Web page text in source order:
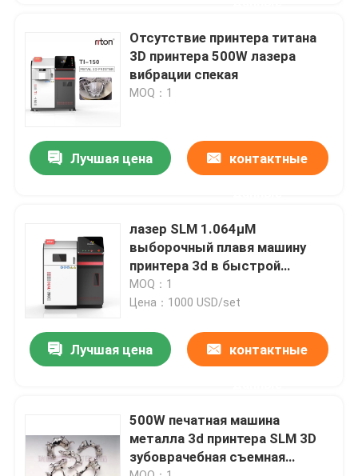
Продукция
О Компании
Наша фабрика
контактные данные
Новости
Все случаи
Принтер металла 3D лазера
Зубоврачебный принтер металла 3D
Отсутствие принтера титана
3D принтера 500W лазера
вибрации спекая
MOQ：1
Лучшая цена контактные
лазер SLM 1.064μM
выборочный плавя машину
принтера 3d в быстрой
скорости 4.5KW для
лаборатории
MOQ：1
Цена：1000 USD/set
Лучшая цена контактные
500W печатная машина
металла 3d принтера SLM 3D
зубоврачебная съемная